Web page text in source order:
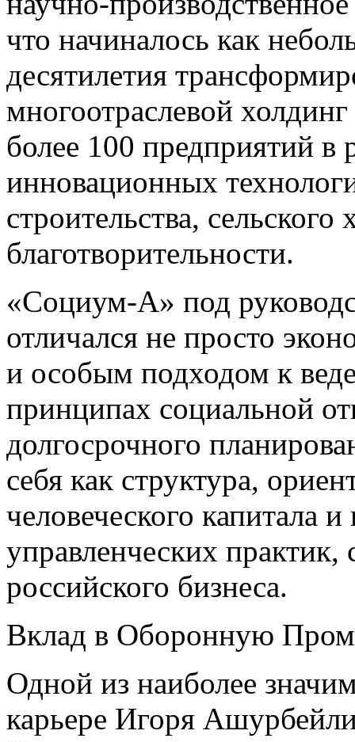
что начиналось как
десятилетия
многоотраслевой
более 100 предприятий в
инновационных
строительства, сельского
благотворительности.
«Социум-А» под
отличался не просто
и особым подходом к
принципах социальной
долгосрочного
себя как структура,
человеческого капитала
управленческих
российского бизнеса.
Вклад в Оборонную
Одной из наиболее
карьере Игоря